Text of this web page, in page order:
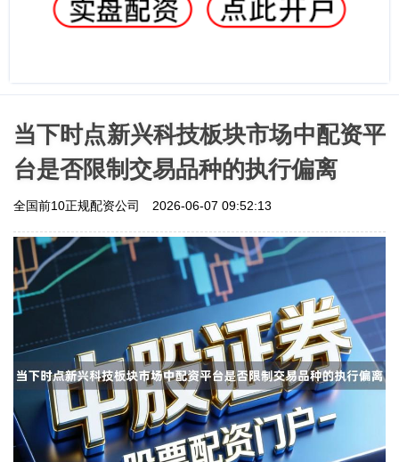
当下时点新兴科技板块市场中配资平
台是否限制交易品种的执行偏离
全国前10正规配资公司 2026-06-07 09:52:13